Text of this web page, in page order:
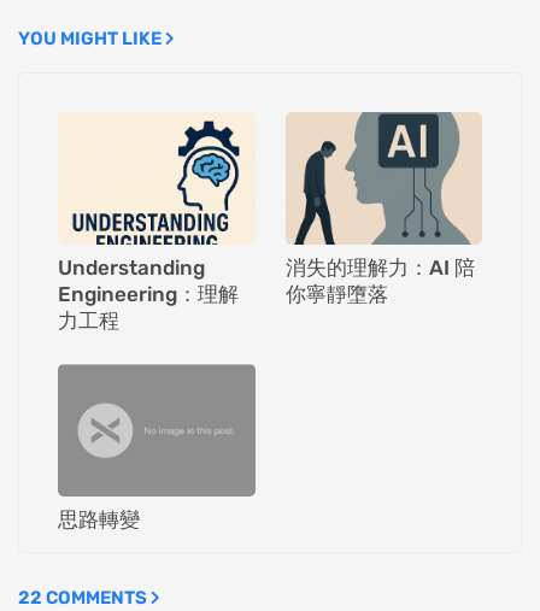
YOU MIGHT LIKE
Understanding
Engineering：理解
力工程
消失的理解力：AI 陪
你寧靜墮落
思路轉變
22 COMMENTS